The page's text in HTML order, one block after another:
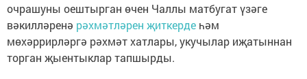
очрашуны оештырган өчен Чаллы матбугат үзәге
вәкилләренә рәхмәтләрен җиткерде һәм
мөхәррирләргә рәхмәт хатлары, укучылар иҗатыннан
торган җыентыклар тапшырды.